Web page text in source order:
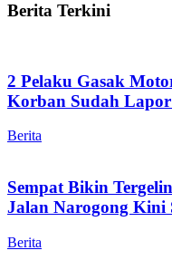
Berita Terkini
2 Pelaku Gasak
Korban Sudah
Berita
Sempat Bikin
Jalan Narogong Kini
Berita